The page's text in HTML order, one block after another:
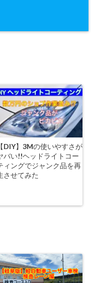
【DIY】3Mの使いやすさが
バい!!ヘッドライトコー
ィングでジャンク品を再
させてみた